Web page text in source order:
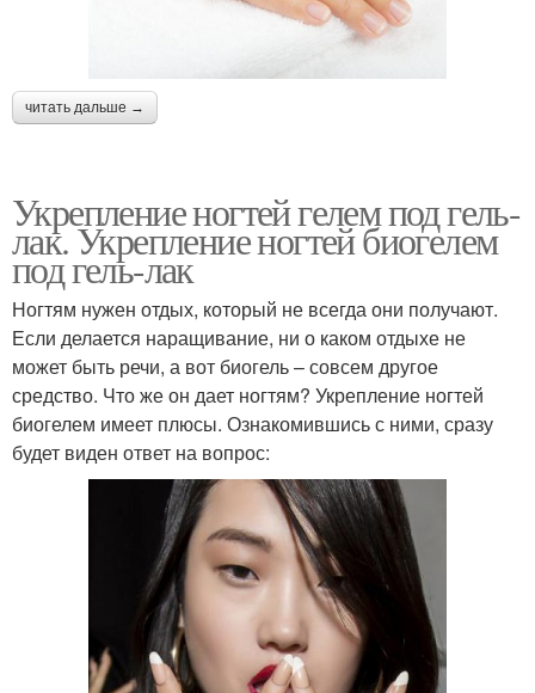
читать дальше →
Укрепление ногтей гелем под гель-
лак. Укрепление ногтей биогелем
под гель-лак
Ногтям нужен отдых, который не всегда они получают.
Если делается наращивание, ни о каком отдыхе не
может быть речи, а вот биогель – совсем другое
средство. Что же он дает ногтям? Укрепление ногтей
биогелем имеет плюсы. Ознакомившись с ними, сразу
будет виден ответ на вопрос: